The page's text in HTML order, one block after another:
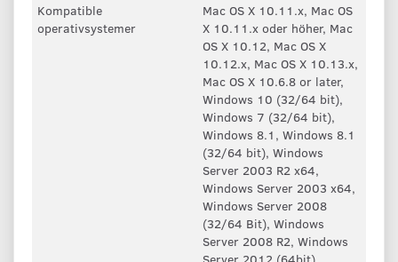
Kompatible
operativsystemer
Mac OS X 10.11.x, Mac OS
X 10.11.x oder höher, Mac
OS X 10.12, Mac OS X
10.12.x, Mac OS X 10.13.x,
Mac OS X 10.6.8 or later,
Windows 10 (32/64 bit),
Windows 7 (32/64 bit),
Windows 8.1, Windows 8.1
(32/64 bit), Windows
Server 2003 R2 x64,
Windows Server 2003 x64,
Windows Server 2008
(32/64 Bit), Windows
Server 2008 R2, Windows
Server 2012 (64bit),